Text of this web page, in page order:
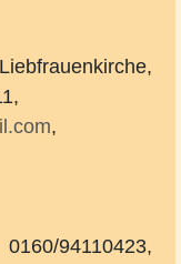
,
94110423,